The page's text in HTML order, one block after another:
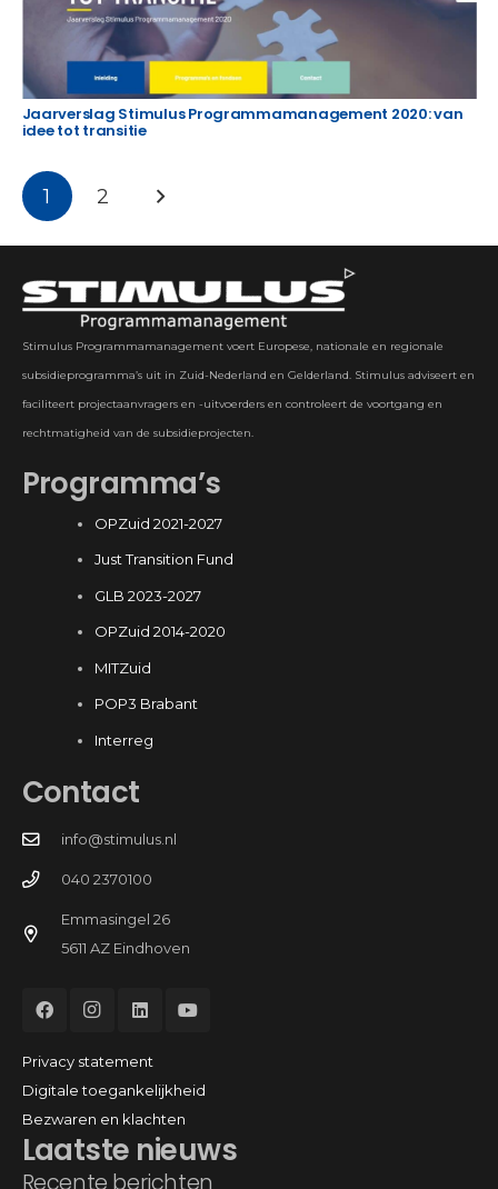
Jaarverslag Stimulus Programmamanagement 2020: van
idee tot transitie
1 2
Stimulus Programmamanagement voert Europese, nationale en regionale
subsidieprogramma’s uit in Zuid-Nederland en Gelderland. Stimulus adviseert en
faciliteert projectaanvragers en -uitvoerders en controleert de voortgang en
rechtmatigheid van de subsidieprojecten.
Programma’s
OPZuid 2021-2027
Just Transition Fund
GLB 2023-2027
OPZuid 2014-2020
MITZuid
POP3 Brabant
Interreg
Laatste nieuws
Contact
info@stimulus.nl
040 2370100
Emmasingel 26
5611 AZ Eindhoven
Privacy statement
Digitale toegankelijkheid
Bezwaren en klachten